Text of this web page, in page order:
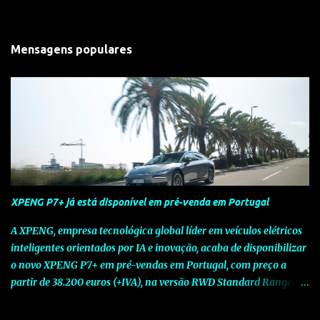
Mensagens populares
XPENG P7+ já está disponível em pré-venda em Portugal
A XPENG, empresa tecnológica global líder em veículos elétricos
inteligentes orientados por IA e inovação, acaba de disponibilizar
o novo XPENG P7+ em pré-vendas em Portugal, com preço a
partir de 38.200 euros (+IVA), na versão RWD Standard Range.